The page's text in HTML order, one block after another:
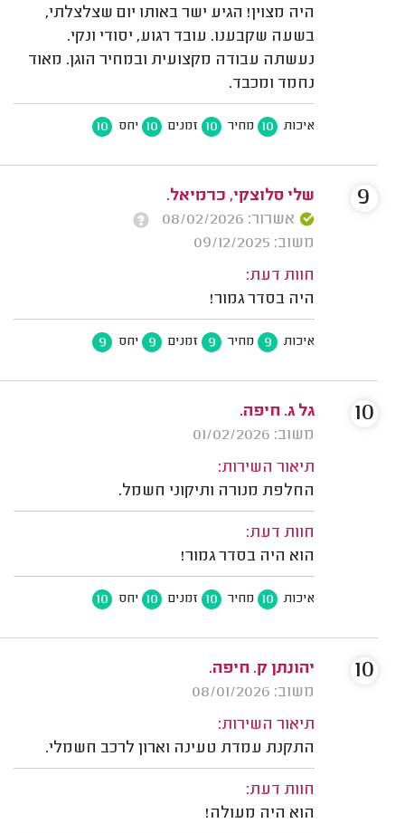
היה מצוין! הגיע ישר באותו יום שצלצלתי,
בשעה שקבענו. עובד רגוע, יסודי ונקי.
נעשתה עבודה מקצועית ובמחיר הוגן. מאוד
נחמד ומכבד.
איכות 10 מחיר 10 זמנים 10 יחס 10
שלי סלוצקי, כרמיאל.
אשרור: 08/02/2026
משוב: 09/12/2025
חוות דעת:
היה בסדר גמור!
איכות 9 מחיר 9 זמנים 9 יחס 9
9
גל ג. חיפה.
משוב: 01/02/2026
תיאור השירות:
החלפת מנורה ותיקוני חשמל.
חוות דעת:
הוא היה בסדר גמור!
איכות 10 מחיר 10 זמנים 10 יחס 10
10
יהונתן ק. חיפה.
משוב: 08/01/2026
תיאור השירות:
התקנת עמדת טעינה וארון לרכב חשמלי.
חוות דעת:
הוא היה מעולה!
10